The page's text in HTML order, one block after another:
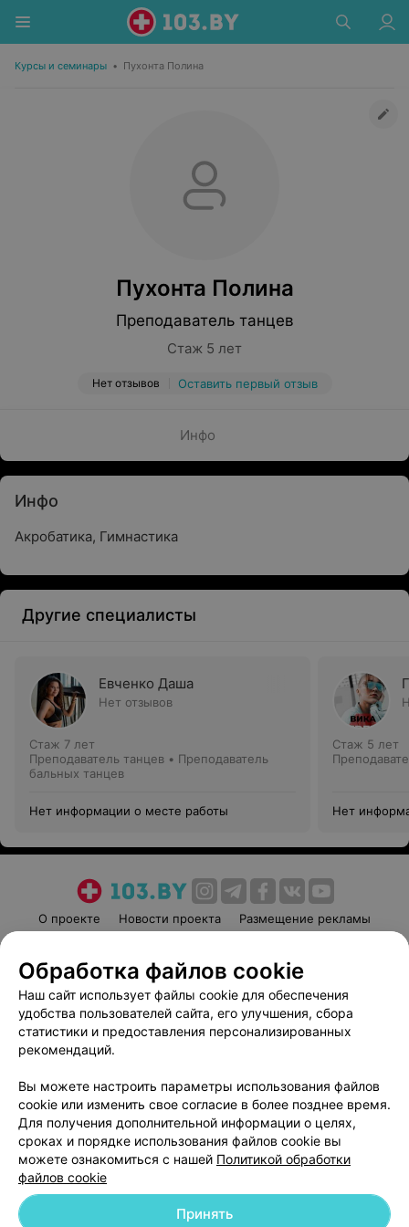
Курсы и семинары • Пухонта Полина
Пухонта Полина
Преподаватель танцев
Стаж 5 лет
Нет отзывов Оставить первый отзыв
Инфо
Инфо
Акробатика, Гимнастика
Другие специалисты
Евченко Даша
Нет отзывов
Стаж 7 лет
Преподаватель танцев • Преподаватель
бальных танцев
Нет информации о месте работы
Стаж 5 лет
Нет
О проекте Новости проекта
Размещение рекламы
Пользовательское соглашение
Способы оплаты
Вакансии
Партнеры
Написать руководителю 103.by
Обработка персональных данных
© 2026 ООО «Артокс Лаб», УНП 191700409 | 220012, Республика Беларусь,
Обработка файлов cookie
Наш сайт использует файлы cookie для обеспечения
удобства пользователей сайта, его улучшения, сбора
статистики и предоставления персонализированных
рекомендаций.
Вы можете настроить параметры использования файлов
cookie или изменить свое согласие в более позднее время.
Для получения дополнительной информации о целях,
сроках и порядке использования файлов cookie вы
можете ознакомиться с нашей Политикой обработки
файлов cookie
Принять